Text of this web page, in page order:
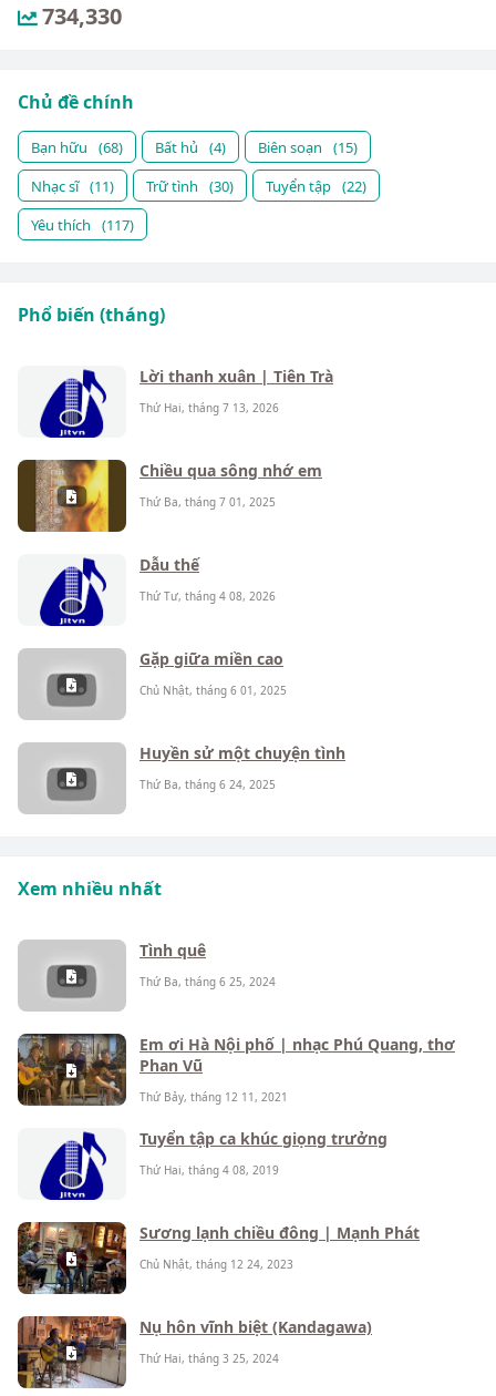
734,330
Chủ đề chính
Bạn hữu (68) Bất hủ (4) Biên soạn
(15)
Nhạc sĩ (11) Trữ tình (30) Tuyển tập (22)
Yêu thích
(117)
Phổ biến (tháng)
Lời thanh xuân | Tiên Trà
Thứ Hai, tháng 7 13, 2026
Chiều qua sông nhớ em
Thứ Ba, tháng 7 01, 2025
Dẫu thế
Thứ Tư, tháng 4 08, 2026
Gặp giữa miền cao
Chủ Nhật, tháng 6 01, 2025
Huyền sử một chuyện tình
Thứ Ba, tháng 6 24, 2025
Xem nhiều nhất
Tình quê
Thứ Ba, tháng 6 25, 2024
Em ơi Hà Nội phố | nhạc Phú Quang, thơ
Phan Vũ
Thứ Bảy, tháng 12 11, 2021
Tuyển tập ca khúc giọng trưởng
Thứ Hai, tháng 4 08, 2019
Sương lạnh chiều đông | Mạnh Phát
Chủ Nhật, tháng 12 24, 2023
Nụ hôn vĩnh biệt (Kandagawa)
Thứ Hai, tháng 3 25, 2024